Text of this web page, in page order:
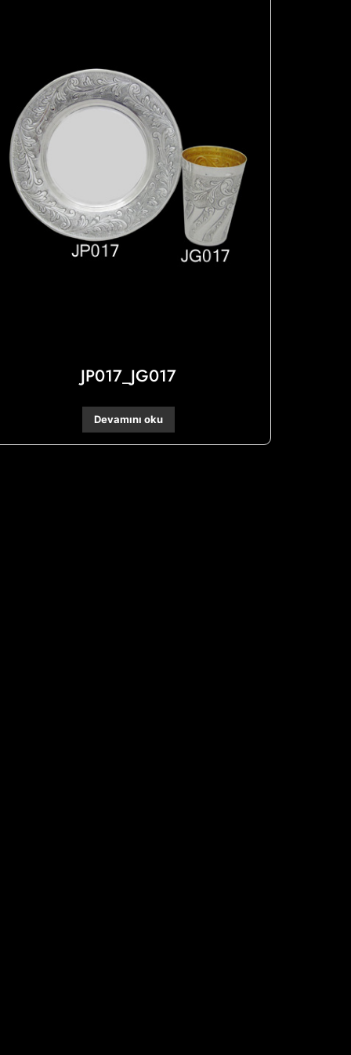
JP017_JG017
Devamını oku